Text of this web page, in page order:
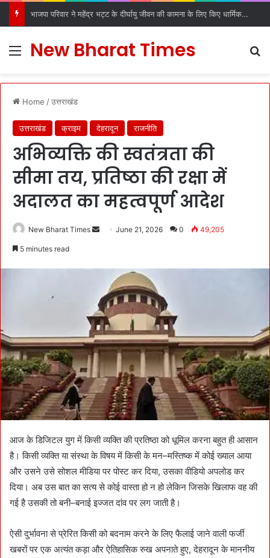
भाजपा परिवार ने महेंद्र भट्ट के दीर्घायु जीवन की कामना के लिए किए धार्मिक अनुष्ठान
Menu
New Bharat Times
Home /उत्तराखंड
उत्तराखंड क्राइम देहरादून राजनीति
अभिव्यक्ति की स्वतंत्रता की
सीमा तय, प्रतिष्ठा की रक्षा में
अदालत का महत्वपूर्ण आदेश
New Bharat Times
n
e
m
a
i
l
June 21, 2026 0 49,205
5 minutes read
आज के डिजिटल युग में किसी व्यक्ति की प्रतिष्ठा को धूमिल करना बहुत ही आसान
है। किसी व्यक्ति या संस्था के विषय में किसी के मन–मस्तिष्क में कोई ख्याल आया
और उसने उसे सोशल मीडिया पर पोस्ट कर दिया, उसका वीडियो अपलोड कर
दिया। अब उस बात का सत्य से कोई वास्ता हो न हो लेकिन जिसके खिलाफ वह की
गई है उसकी तो बनी–बनाई इज्जत दांव पर लग जाती है।
ऐसी दुर्भावना से प्रेरित किसी को बदनाम करने के लिए फैलाई जाने वाली फर्जी
खबरों पर एक अत्यंत कड़ा और ऐतिहासिक रुख अपनाते हुए, देहरादून के माननीय